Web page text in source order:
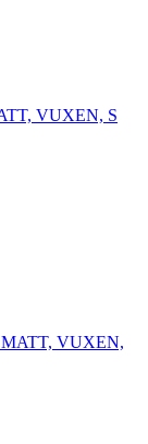
VUXEN, S
VUXEN,